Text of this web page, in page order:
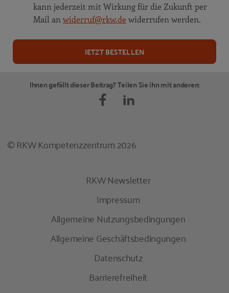
kann jederzeit mit Wirkung für die Zukunft per
Mail an widerruf@rkw.de widerrufen werden.
JETZT BESTELLEN
Ihnen gefällt dieser Beitrag? Teilen Sie ihn mit anderen:
© RKW Kompetenzzentrum 2026
RKW Newsletter
Impressum
Allgemeine Nutzungsbedingungen
Allgemeine Geschäftsbedingungen
Datenschutz
Barrierefreiheit